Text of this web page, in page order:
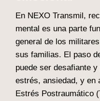
En NEXO Transmil,
mental es una parte
general de los
sus familias. El paso
puede ser desafiante
estrés, ansiedad, y en
Estrés Postraumático